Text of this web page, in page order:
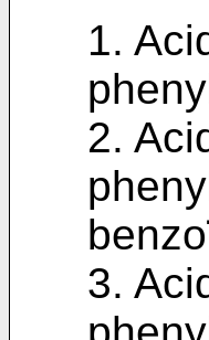
1.
2.
3.